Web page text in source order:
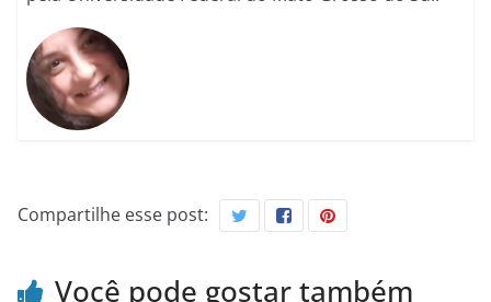
Compartilhe esse post:
Você pode gostar também